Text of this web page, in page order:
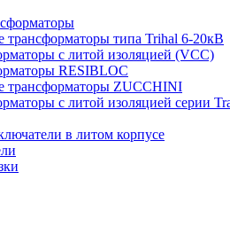
трансформаторы типа Trihal 6-20кВ
с литой изоляцией (VCC)
RESIBLOC
трансформаторы ZUCCHINI
с литой изоляцией серии
в литом корпусе